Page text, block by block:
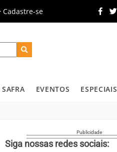
Cadastre-se
SAFRA EVENTOS ESPECIAIS
Siga nossas redes sociais: